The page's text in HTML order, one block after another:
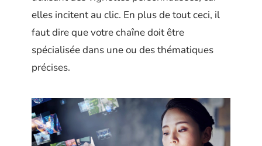
elles incitent au clic. En plus de tout ceci, il
faut dire que votre chaîne doit être
spécialisée dans une ou des thématiques
précises.